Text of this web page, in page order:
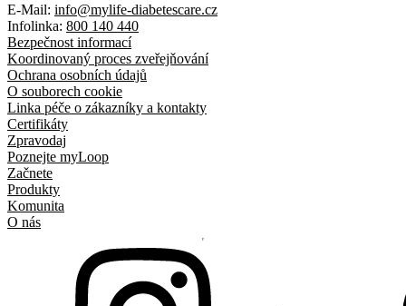
E-Mail: info@mylife-diabetescare.cz
Infolinka: 800 140 440
Bezpečnost informací
Koordinovaný proces zveřejňování
Ochrana osobních údajů
O souborech cookie
Linka péče o zákazníky a kontakty
Certifikáty
Zpravodaj
Poznejte myLoop
Začnete
Produkty
Komunita
O nás